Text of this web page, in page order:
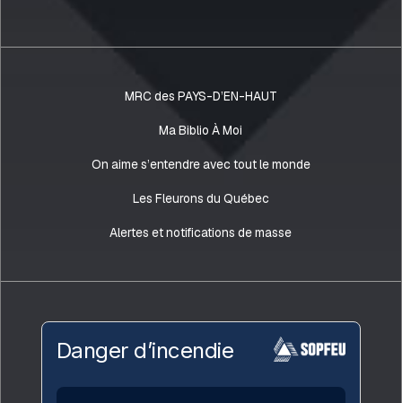
MRC des PAYS-D’EN-HAUT
Ma Biblio À Moi
On aime s’entendre avec tout le monde
Les Fleurons du Québec
Alertes et notifications de masse
Danger d’incendie